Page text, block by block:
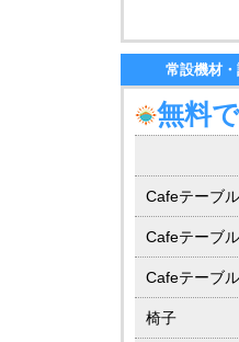
常設機材
無料
Cafeテーブル
Cafeテーブル
Cafeテーブル
椅子